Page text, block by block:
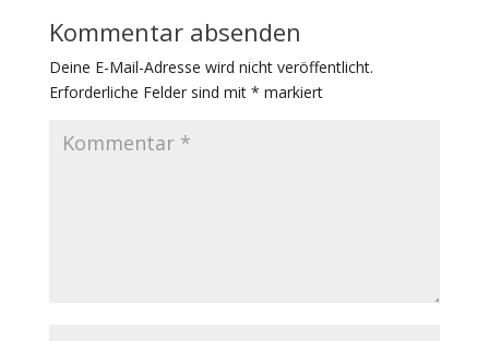
Kommentar absenden
Deine E-Mail-Adresse wird nicht veröffentlicht.
Erforderliche Felder sind mit * markiert